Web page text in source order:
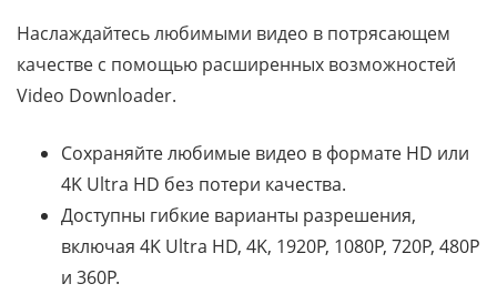
Наслаждайтесь любимыми видео в потрясающем
качестве с помощью расширенных возможностей
Video Downloader.
Сохраняйте любимые видео в формате HD или
4K Ultra HD без потери качества.
Доступны гибкие варианты разрешения,
включая 4K Ultra HD, 4K, 1920P, 1080P, 720P, 480P
и 360P.